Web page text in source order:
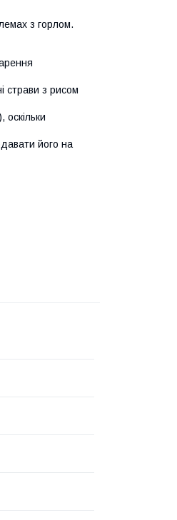
з горлом.
страви з рисом
його на